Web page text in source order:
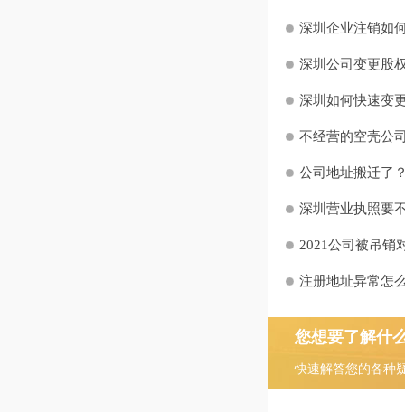
深圳企业注销如
深圳公司变更股
深圳如何快速变
不经营的空壳公
公司地址搬迁了
深圳营业执照要
2021公司被吊销
注册地址异常怎
您想要了解什
快速解答您的各种